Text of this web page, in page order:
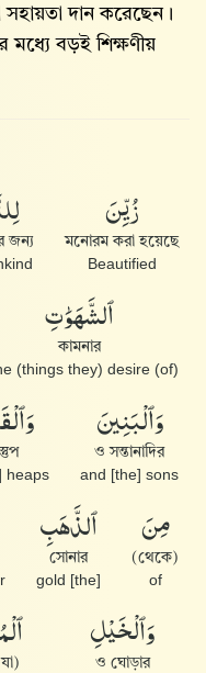
সহায়তা দান করেছেন।
মধ্যে বড়ই শিক্ষণীয়
زُيِّنَ
মনোরম করা হয়েছে
Beautified
জন্য
ٱلشَّهَوَٰتِ
কামনার
(of) the (things they) desire -
وَٱلْبَنِينَ
ও সন্তানাদির
and [the] sons
heaps
مِنَ
(থেকে)
of
ٱلذَّهَبِ
সোনার
[the] gold
وَٱلْخَيْلِ
ও ঘোড়ার
(যা) চিহ্নিত